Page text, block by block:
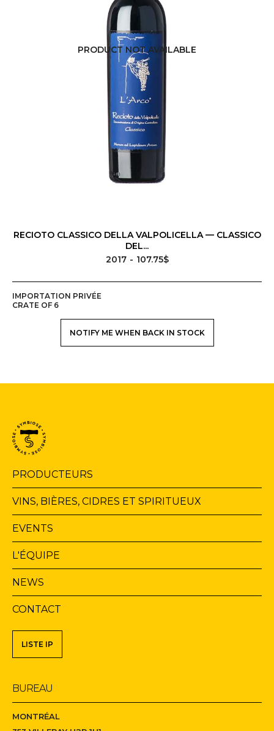
PRODUCT NOT AVAILABLE
RECIOTO CLASSICO DELLA VALPOLICELLA — CLASSICO
DEL...
2017
107.75$
IMPORTATION PRIVÉE
CRATE OF 6
NOTIFY ME WHEN BACK IN STOCK
Navigation
principale
PRODUCTEURS
VINS, BIÈRES, CIDRES ET SPIRITUEUX
EVENTS
L'ÉQUIPE
NEWS
CONTACT
Navigation
LISTE IP
BUREAU
MONTRÉAL